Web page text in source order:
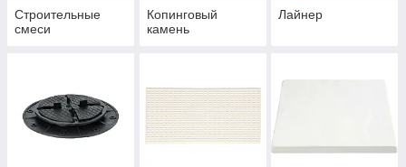
Строительные
смеси
Копинговый
камень
Лайнер